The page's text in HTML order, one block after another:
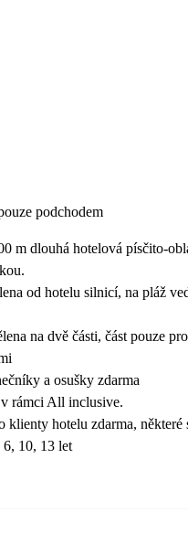
podchodem
m dlouhá hotelová písčito-
od hotelu silnicí, na pláž
na dvě části, část pouze
a osušky zdarma
rámci All inclusive.
klienty hotelu zdarma,
6, 10, 13 let